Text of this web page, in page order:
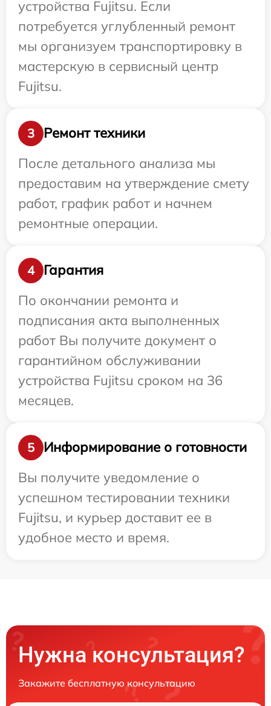
устройства Fujitsu. Если
потребуется углубленный ремонт
мы организуем транспортировку в
мастерскую в сервисный центр
Fujitsu.
3
Ремонт техники
После детального анализа мы
предоставим на утверждение смету
работ, график работ и начнем
ремонтные операции.
4
Гарантия
По окончании ремонта и
подписания акта выполненных
работ Вы получите документ о
гарантийном обслуживании
устройства Fujitsu сроком на 36
месяцев.
5
Информирование о готовности
Вы получите уведомление о
успешном тестировании техники
Fujitsu, и курьер доставит ее в
удобное место и время.
Нужна консультация?
Закажите бесплатную консультацию